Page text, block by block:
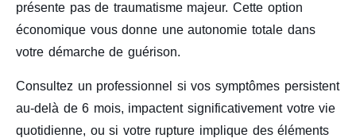
présente pas de traumatisme majeur. Cette option
économique vous donne une autonomie totale dans
votre démarche de guérison.
Consultez un professionnel si vos symptômes persistent
au-delà de 6 mois, impactent significativement votre vie
quotidienne, ou si votre rupture implique des éléments